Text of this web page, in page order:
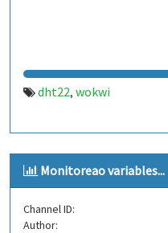
dht22, wokwi
Monitoreao variables...
Channel ID:
Author: